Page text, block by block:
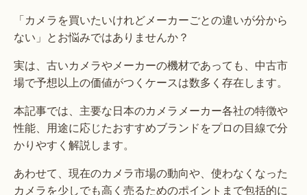
「カメラを買いたいけれどメーカーごとの違いが分から
ない」とお悩みではありませんか？
実は、古いカメラやメーカーの機材であっても、中古市
場で予想以上の価値がつくケースは数多く存在します。
本記事では、主要な日本のカメラメーカー各社の特徴や
性能、用途に応じたおすすめブランドをプロの目線で分
かりやすく解説します。
あわせて、現在のカメラ市場の動向や、使わなくなった
カメラを少しでも高く売るためのポイントまで包括的に